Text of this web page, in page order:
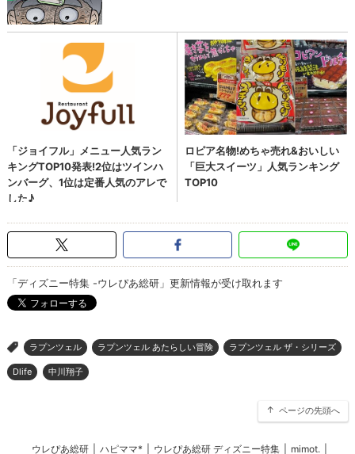
「ディズニー特集 -ウレぴあ総研」更新情報が受け取れます
> ラプンツェル ラプンツェル あたらしい冒険 ラプンツェル ザ・シリーズ
Dlife 中川翔子
ページの先頭へ
ウレぴあ総研 ハピママ* ウレぴあ総研 ディズニー特集 mimot.